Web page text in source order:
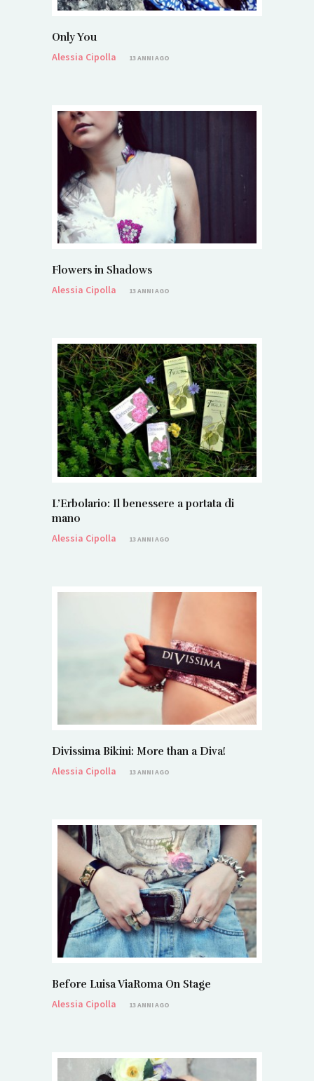
Only You
Alessia Cipolla
13 ANNI AGO
Flowers in Shadows
Alessia Cipolla
13 ANNI AGO
L’Erbolario: Il benessere a portata di
mano
Alessia Cipolla
13 ANNI AGO
Divissima Bikini: More than a Diva!
Alessia Cipolla
13 ANNI AGO
Before Luisa ViaRoma On Stage
Alessia Cipolla
13 ANNI AGO